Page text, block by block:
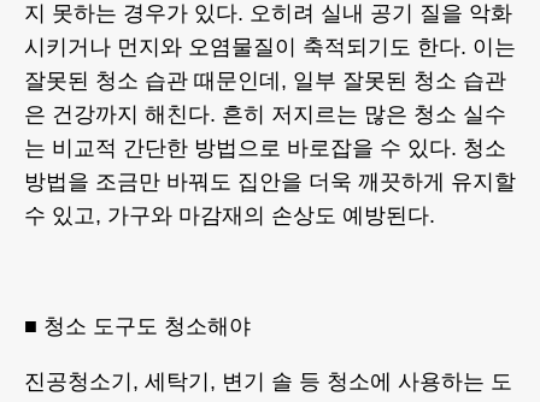
지 못하는 경우가 있다. 오히려 실내 공기 질을 악화
시키거나 먼지와 오염물질이 축적되기도 한다. 이는
잘못된 청소 습관 때문인데, 일부 잘못된 청소 습관
은 건강까지 해친다. 흔히 저지르는 많은 청소 실수
는 비교적 간단한 방법으로 바로잡을 수 있다. 청소
방법을 조금만 바꿔도 집안을 더욱 깨끗하게 유지할
수 있고, 가구와 마감재의 손상도 예방된다.
■ 청소 도구도 청소해야
진공청소기, 세탁기, 변기 솔 등 청소에 사용하는 도